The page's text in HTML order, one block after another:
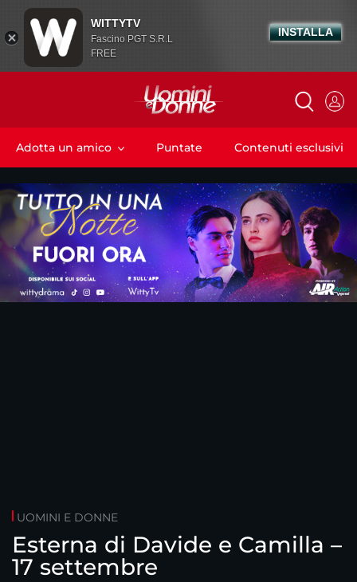
Adotta un amico Puntate Contenuti esclusivi
UOMINI E DONNE
Esterna di Davide e Camilla –
17 settembre
WITTYTV
Fascino PGT S.R.L
FREE
INSTALLA